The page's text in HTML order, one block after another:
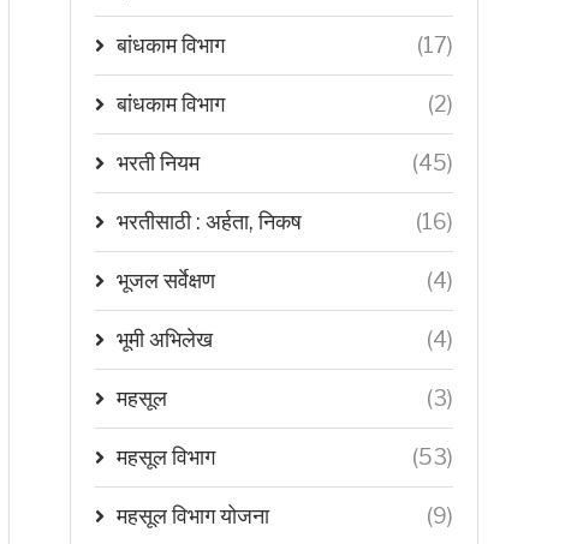
बांधकाम विभाग (17)
बांधकाम विभाग (2)
भरती नियम (45)
भरतीसाठी : अर्हता, निकष (16)
भूजल सर्वेक्षण (4)
भूमी अभिलेख (4)
महसूल (3)
महसूल विभाग (53)
महसूल विभाग योजना (9)